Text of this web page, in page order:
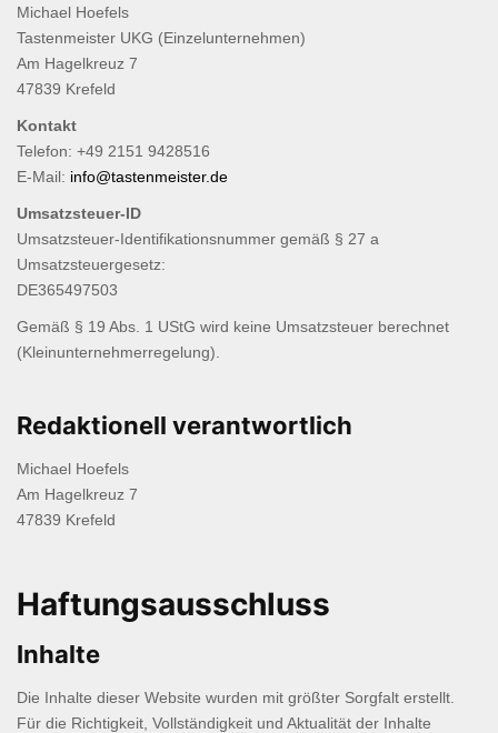
o
Michael Hoefels
Tastenmeister UKG (Einzelunternehmen)
Am Hagelkreuz 7
47839 Krefeld
Kontakt
Telefon: +49 2151 9428516
E-Mail: info@tastenmeister.de
Umsatzsteuer-ID
Umsatzsteuer-Identifikationsnummer gemäß § 27 a
Umsatzsteuergesetz:
DE365497503
Gemäß § 19 Abs. 1 UStG wird keine Umsatzsteuer berechnet
(Kleinunternehmerregelung).
Redaktionell verantwortlich
Michael Hoefels
Am Hagelkreuz 7
47839 Krefeld
Haftungsausschluss
Inhalte
Die Inhalte dieser Website wurden mit größter Sorgfalt erstellt.
Für die Richtigkeit, Vollständigkeit und Aktualität der Inhalte